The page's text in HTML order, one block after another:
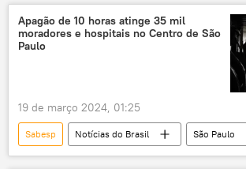
saneamento
esgoto
privatização
privatizações
Enel energia
Apagão de 10 horas atinge 35 mil
moradores e hospitais no Centro de São
Paulo
19 de março 2024, 01:25
Sabesp Notícias do Brasil
São Paulo
Centro
Bela Vista
Santa Casa